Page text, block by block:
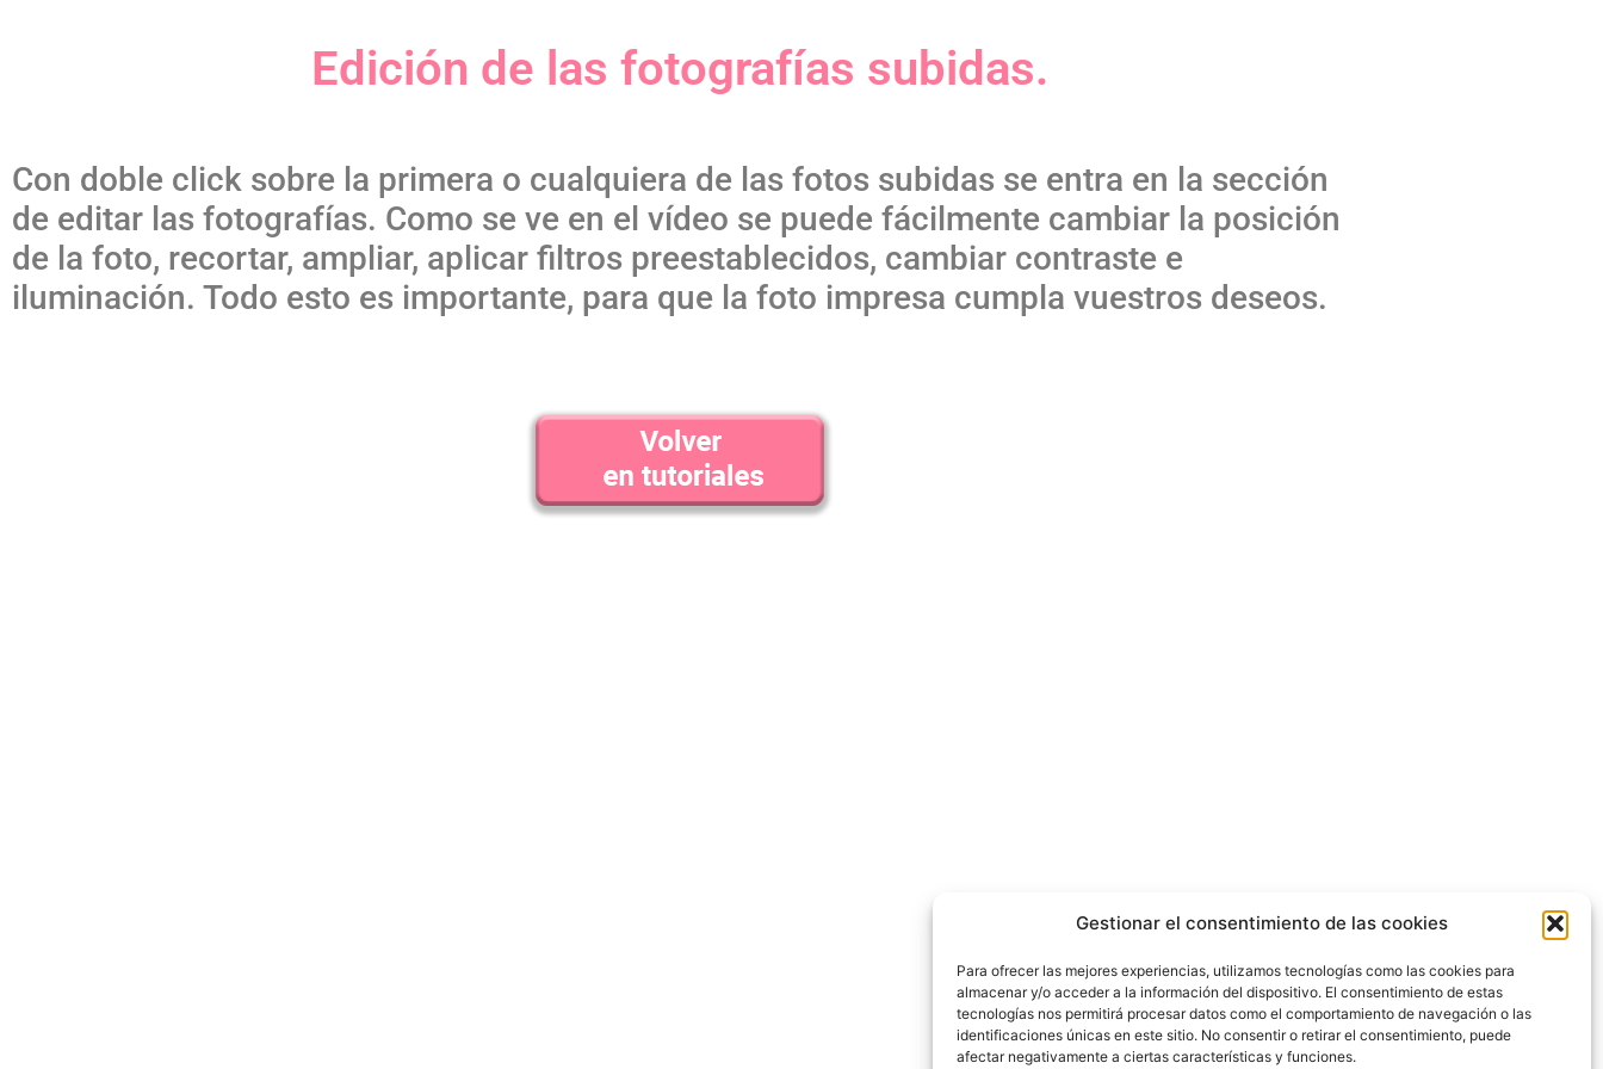
Gestionar el consentimiento de las cookies
Para ofrecer las mejores experiencias, utilizamos tecnologías como las cookies para
almacenar y/o acceder a la información del dispositivo. El consentimiento de estas
tecnologías nos permitirá procesar datos como el comportamiento de navegación o las
identificaciones únicas en este sitio. No consentir o retirar el consentimiento, puede
afectar negativamente a ciertas características y funciones.
Edición de las fotografías subidas.
Con doble click sobre la primera o cualquiera de las fotos subidas se entra en la sección
de editar las fotografías. Como se ve en el vídeo se puede fácilmente cambiar la posición
de la foto, recortar, ampliar, aplicar filtros preestablecidos, cambiar contraste e
iluminación. Todo esto es importante, para que la foto impresa cumpla vuestros deseos.